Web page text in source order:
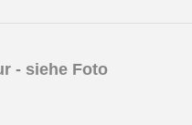
- siehe Foto